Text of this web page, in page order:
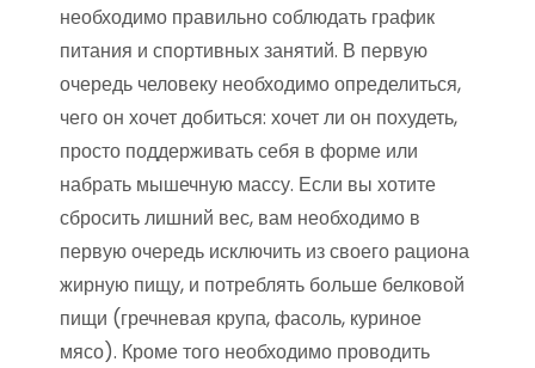
необходимо правильно соблюдать график
питания и спортивных занятий. В первую
очередь человеку необходимо определиться,
чего он хочет добиться: хочет ли он похудеть,
просто поддерживать себя в форме или
набрать мышечную массу. Если вы хотите
сбросить лишний вес, вам необходимо в
первую очередь исключить из своего рациона
жирную пищу, и потреблять больше белковой
пищи (гречневая крупа, фасоль, куриное
мясо). Кроме того необходимо проводить